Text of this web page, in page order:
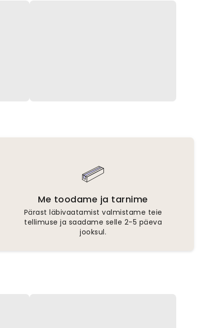
Me toodame ja tarnime
Pärast läbivaatamist valmistame teie
tellimuse ja saadame selle 2-5 päeva
jooksul.